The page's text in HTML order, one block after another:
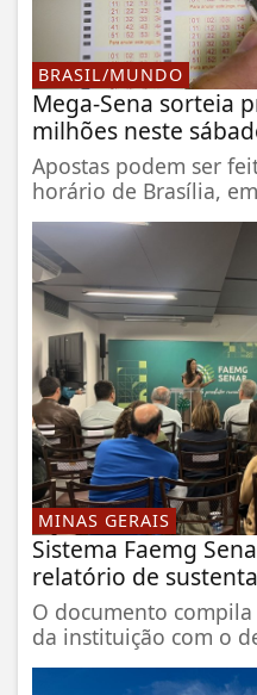
BRASIL/MUNDO
Mega-Sena sorteia
milhões neste
Apostas podem ser
horário de Brasília,
MINAS GERAIS
Sistema Faemg
relatório de
O documento
da instituição com o